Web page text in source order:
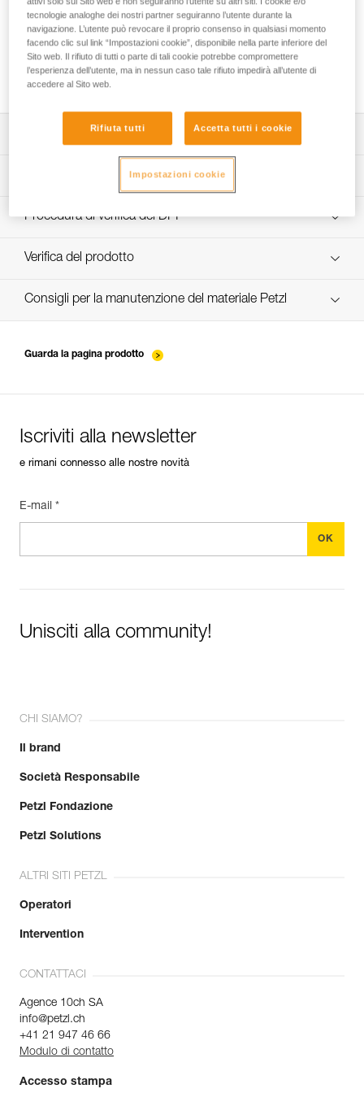
Come assicurarsi del corretto serraggio delle
viti
Scarica la scheda tecnica (PDF)
Technical Notice
App per il controllo e la manutenzione dei DPI
Procedura di verifica del DPI
verif-EPI-bloqueurs-came-procedure-IT
Verifica del prodotto
verif-EPI-bloqueurs-came-suivi-IT
Consigli per la manutenzione del materiale Petzl
Guarda la pagina prodotto
Iscriviti alla newsletter
e rimani connesso alle nostre novità
E-mail *
Unisciti alla community!
CHI SIAMO?
Il brand
Società Responsabile
Petzl Fondazione
Petzl Solutions
ALTRI SITI PETZL
Operatori
Intervention
CONTATTACI
Agence 10ch SA
info@petzl.ch
+41 21 947 46 66
Modulo di contatto
Accesso stampa
tecnologie analoghe dei nostri partner seguiranno l’utente durante la
navigazione. L’utente può revocare il proprio consenso in qualsiasi momento
facendo clic sul link “Impostazioni cookie”, disponibile nella parte inferiore del
Sito web. Il rifiuto di tutti o parte di tali cookie potrebbe compromettere
l’esperienza dell’utente, ma in nessun caso tale rifiuto impedirà all’utente di
accedere al Sito web.
Rifiuta tutti Accetta tutti i cookie
Impostazioni cookie